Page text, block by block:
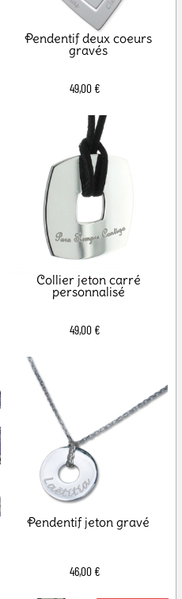
Pendentif deux coeurs
gravés
49,00 €
Collier jeton carré
personnalisé
49,00 €
Pendentif jeton gravé
46,00 €